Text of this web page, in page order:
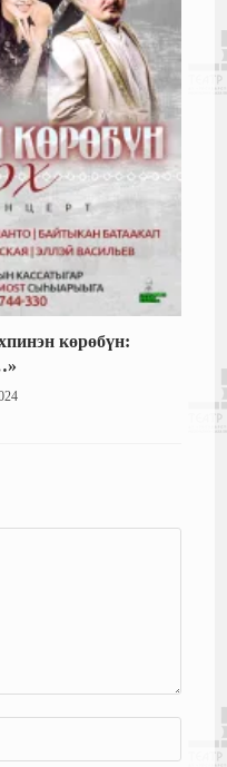
көрөбүн: